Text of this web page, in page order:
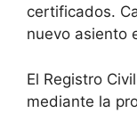
certificados.
nuevo asiento
El Registro
mediante la